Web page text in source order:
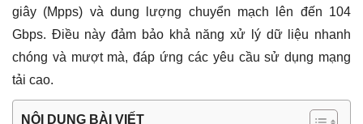
giây (Mpps) và dung lượng chuyển mạch lên đến 104
Gbps. Điều này đảm bảo khả năng xử lý dữ liệu nhanh
chóng và mượt mà, đáp ứng các yêu cầu sử dụng mạng
tải cao.
NỘI DUNG BÀI VIẾT